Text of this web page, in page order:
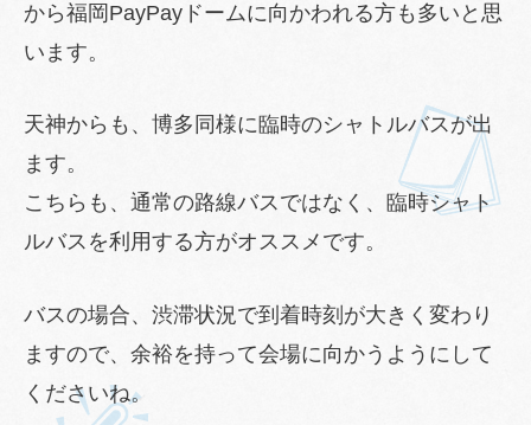
から福岡PayPayドームに向かわれる方も多いと思
います。
天神からも、博多同様に臨時のシャトルバスが出
ます。
こちらも、通常の路線バスではなく、臨時シャト
ルバスを利用する方がオススメです。
バスの場合、渋滞状況で到着時刻が大きく変わり
ますので、余裕を持って会場に向かうようにして
くださいね。